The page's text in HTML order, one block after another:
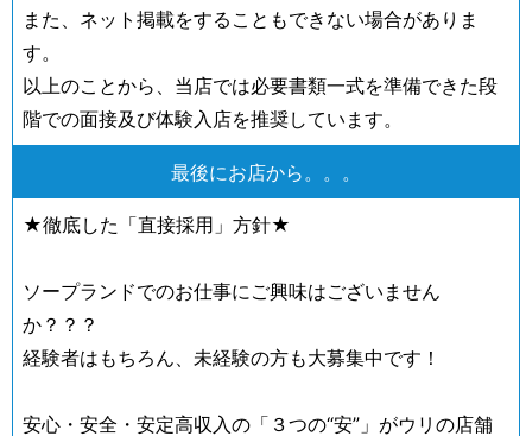
また、ネット掲載をすることもできない場合がありま
す。
以上のことから、当店では必要書類一式を準備できた段
階での面接及び体験入店を推奨しています。
最後にお店から。。。
★徹底した「直接採用」方針★
ソープランドでのお仕事にご興味はございません
か？？？
経験者はもちろん、未経験の方も大募集中です！
安心・安全・安定高収入の「３つの“安”」がウリの店舗